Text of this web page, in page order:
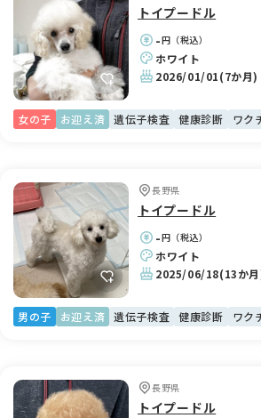
トイプードル
-円（税込）
ホワイト
2026/01/01(7か月)
女の子 お迎え済 遺伝子検査 健康診断 ワク
長野県
トイプードル
-円（税込）
ホワイト
2025/06/18(13か
男の子 お迎え済 遺伝子検査 健康診断 ワク
長野県
トイプードル